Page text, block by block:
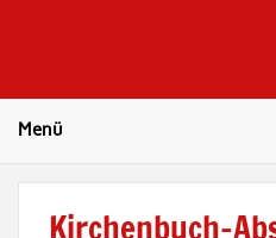
Menü
Kirchenbuch-